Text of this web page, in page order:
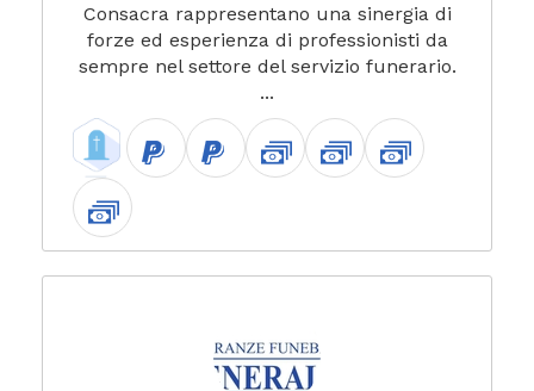
Consacra rappresentano una sinergia di
forze ed esperienza di professionisti da
sempre nel settore del servizio funerario.
...